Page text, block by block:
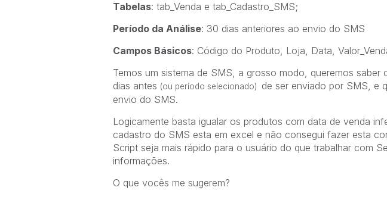
Tabelas: tab_Venda e tab_Cadastro_SMS;
Período da Análise: 30 dias anteriores ao envio do SMS
Campos Básicos: Código do Produto, Loja, Data,
Temos um sistema de SMS, a grosso modo, queremos
dias antes (ou período selecionado) de ser enviado por SMS, e
envio do SMS.
Logicamente basta igualar os produtos com data de venda
cadastro do SMS esta em excel e não consegui fazer esta
Script seja mais rápido para o usuário do que trabalhar com
informações.
O que vocês me sugerem?